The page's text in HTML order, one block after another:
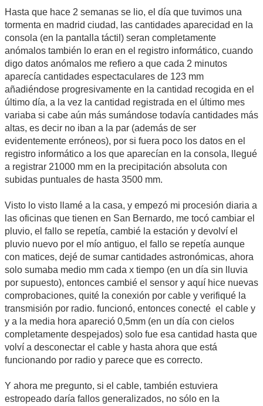
Hasta que hace 2 semanas se lio, el día que tuvimos una
tormenta en madrid ciudad, las cantidades aparecidad en la
consola (en la pantalla táctil) seran completamente
anómalos también lo eran en el registro informático, cuando
digo datos anómalos me refiero a que cada 2 minutos
aparecía cantidades espectaculares de 123 mm
añadiéndose progresivamente en la cantidad recogida en el
último día, a la vez la cantidad registrada en el último mes
variaba si cabe aún más sumándose todavía cantidades más
altas, es decir no iban a la par (además de ser
evidentemente erróneos), por si fuera poco los datos en el
registro informático a los que aparecían en la consola, llegué
a registrar 21000 mm en la precipitación absoluta con
subidas puntuales de hasta 3500 mm.
Visto lo visto llamé a la casa, y empezó mi procesión diaria a
las oficinas que tienen en San Bernardo, me tocó cambiar el
pluvio, el fallo se repetía, cambié la estación y devolví el
pluvio nuevo por el mío antiguo, el fallo se repetía aunque
con matices, dejé de sumar cantidades astronómicas, ahora
solo sumaba medio mm cada x tiempo (en un día sin lluvia
por supuesto), entonces cambié el sensor y aquí hice nuevas
comprobaciones, quité la conexión por cable y verifiqué la
transmisión por radio. funcionó, entonces conecté el cable y
y a la media hora apareció 0,5mm (en un día con cielos
completamente despejados) solo fue esa cantidad hasta que
volví a desconectar el cable y hasta ahora que está
funcionando por radio y parece que es correcto.
Y ahora me pregunto, si el cable, también estuviera
estropeado daría fallos generalizados, no sólo en la